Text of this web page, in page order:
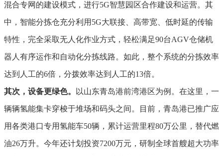
混合专网的建设模式，进行5G智慧园区合作建设和运营。其
中，智能分拣仓充分利用5G大联接、高带宽、低时延的传输
特性，完全采取无人化作业方式，轻松满足90台AGV仓储机
器人有序运作和自动化分拣线路。如此，整个系统的分拣效率
达到人工的6倍，分拨效率达到人工的13倍。
其次，设备更绿色。 以山东青岛港前湾港区为例。在这里，一
辆辆氢能集卡穿梭于堆场和码头之间。目前，青岛港已推广应
用各类港口专用氢能车50辆，累计运营里程80万公里，替代燃
油26万升。今年还计划投资7200万元，研制全球首艘超大功率